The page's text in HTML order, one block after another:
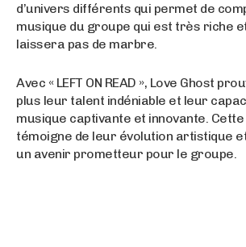
d’univers différents qui permet de
musique du groupe qui est très riche
laissera pas de marbre.
Avec « LEFT ON READ », Love Ghost
plus leur talent indéniable et leur
musique captivante et innovante.
témoigne de leur évolution artistique
un avenir prometteur pour le groupe.